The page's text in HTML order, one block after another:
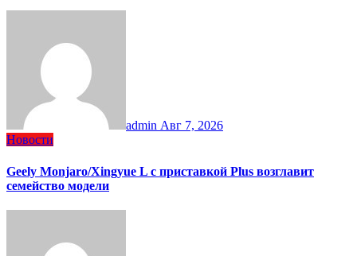
admin Авг 7, 2026
Новости
Geely Monjaro/Xingyue L с приставкой Plus возглавит
семейство модели